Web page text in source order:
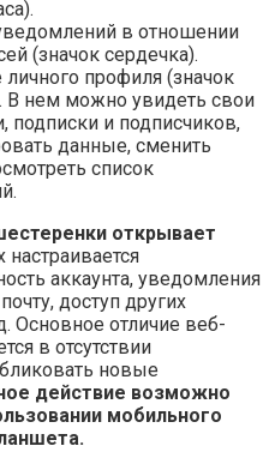
в отношении
(значок сердечка).
профиля (значок
В нем можно увидеть свои
подписки и подписчиков,
данные, сменить
список
открывает
настраивается
аккаунта, уведомления
доступ других
Основное отличие веб-
в отсутствии
новые
действие возможно
мобильного